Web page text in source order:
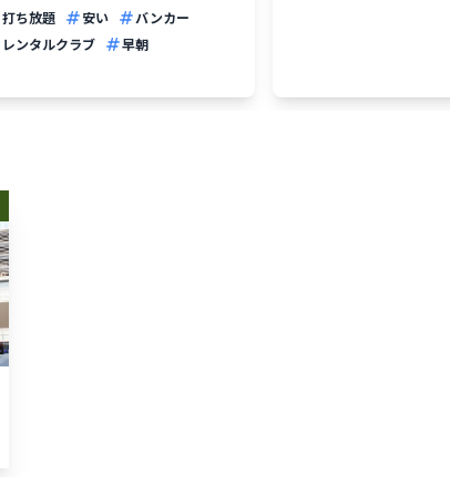
打ち放題 安い
バンカー
レンタルクラブ
早朝